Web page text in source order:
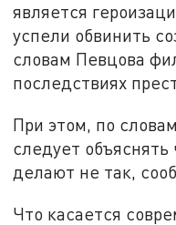
является
успели обвинить
словам Певцова
последствиях
При этом, по
следует
делают не так,
Что касается